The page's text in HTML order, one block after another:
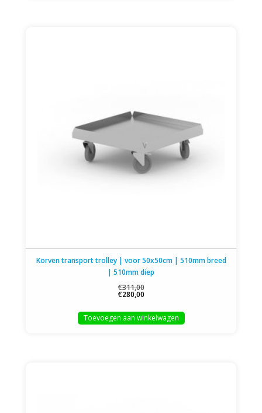
Korven transport trolley | voor 50x50cm | 510mm breed
| 510mm diep
€311,00
€280,00
Toevoegen aan winkelwagen